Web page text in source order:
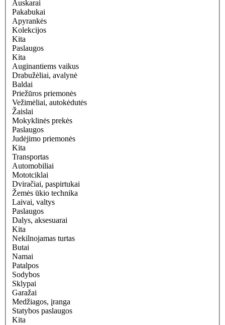
Auskarai
Pakabukai
Apyrankės
Kolekcijos
Kita
Paslaugos
Kita
Auginantiems vaikus
Drabužėliai, avalynė
Baldai
Priežūros priemonės
Vežimėliai, autokėdutės
Žaislai
Mokyklinės prekės
Paslaugos
Judėjimo priemonės
Kita
Transportas
Automobiliai
Mototciklai
Dviračiai, paspirtukai
Žemės ūkio technika
Laivai, valtys
Paslaugos
Dalys, aksesuarai
Kita
Nekilnojamas turtas
Butai
Namai
Patalpos
Sodybos
Sklypai
Garažai
Medžiagos, įranga
Statybos paslaugos
Kita